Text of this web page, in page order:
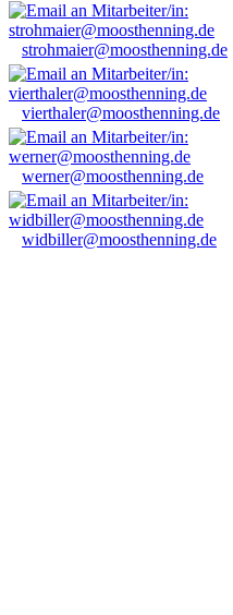
strohmaier@moosthenning.de
vierthaler@moosthenning.de
werner@moosthenning.de
widbiller@moosthenning.de